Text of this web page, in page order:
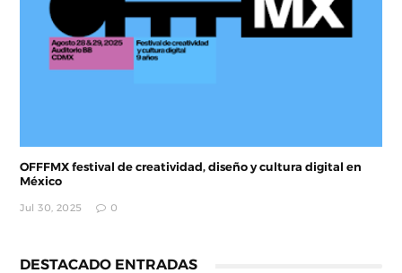
OFFFMX festival de creatividad, diseño y cultura digital en
México
Jul 30, 2025 0
DESTACADO ENTRADAS